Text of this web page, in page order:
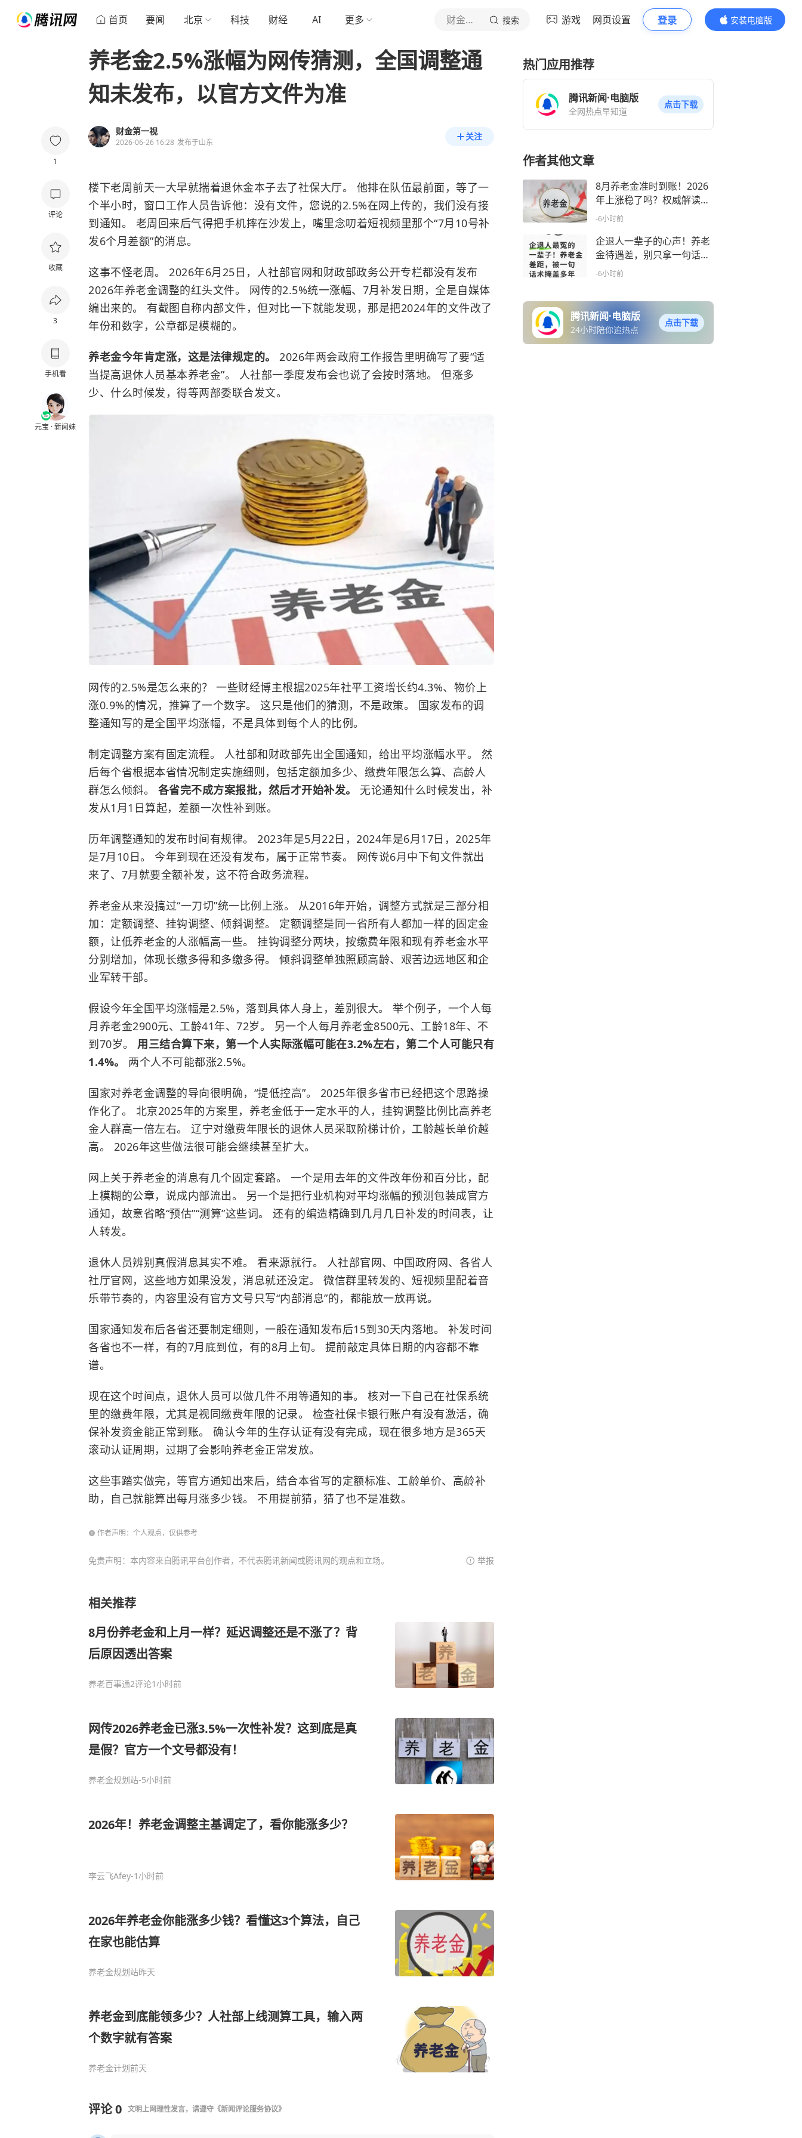
首页 要闻 北京 科技 财经 AI 更多 财金第一视 搜索 游戏 网页设置 登录
安装电脑版
内容更精彩
1
评论
收藏
3
手机看
元宝 · 新闻妹
养老金2.5%涨幅为网传猜测，全国调整通
知未发布，以官方文件为准
财金第一视
2026-06-26 16:28 发布于山东
关注
楼下老周前天一大早就揣着退休金本子去了社保大厅。 他排在队伍最前面，等了一
个半小时，窗口工作人员告诉他：没有文件，您说的2.5%在网上传的，我们没有接
到通知。 老周回来后气得把手机摔在沙发上，嘴里念叨着短视频里那个“7月10号补
发6个月差额”的消息。
这事不怪老周。 2026年6月25日，人社部官网和财政部政务公开专栏都没有发布
2026年养老金调整的红头文件。 网传的2.5%统一涨幅、7月补发日期，全是自媒体
编出来的。 有截图自称内部文件，但对比一下就能发现，那是把2024年的文件改了
年份和数字，公章都是模糊的。
养老金今年肯定涨，这是法律规定的。 2026年两会政府工作报告里明确写了要“适
当提高退休人员基本养老金”。 人社部一季度发布会也说了会按时落地。 但涨多
少、什么时候发，得等两部委联合发文。
网传的2.5%是怎么来的？ 一些财经博主根据2025年社平工资增长约4.3%、物价上
涨0.9%的情况，推算了一个数字。 这只是他们的猜测，不是政策。 国家发布的调
整通知写的是全国平均涨幅，不是具体到每个人的比例。
制定调整方案有固定流程。 人社部和财政部先出全国通知，给出平均涨幅水平。 然
后每个省根据本省情况制定实施细则，包括定额加多少、缴费年限怎么算、高龄人
群怎么倾斜。 各省完不成方案报批，然后才开始补发。 无论通知什么时候发出，补
发从1月1日算起，差额一次性补到账。
历年调整通知的发布时间有规律。 2023年是5月22日，2024年是6月17日，2025年
是7月10日。 今年到现在还没有发布，属于正常节奏。 网传说6月中下旬文件就出
来了、7月就要全额补发，这不符合政务流程。
养老金从来没搞过“一刀切”统一比例上涨。 从2016年开始，调整方式就是三部分相
加：定额调整、挂钩调整、倾斜调整。 定额调整是同一省所有人都加一样的固定金
额，让低养老金的人涨幅高一些。 挂钩调整分两块，按缴费年限和现有养老金水平
分别增加，体现长缴多得和多缴多得。 倾斜调整单独照顾高龄、艰苦边远地区和企
业军转干部。
假设今年全国平均涨幅是2.5%，落到具体人身上，差别很大。 举个例子，一个人每
月养老金2900元、工龄41年、72岁。 另一个人每月养老金8500元、工龄18年、不
到70岁。 用三结合算下来，第一个人实际涨幅可能在3.2%左右，第二个人可能只有
1.4%。 两个人不可能都涨2.5%。
国家对养老金调整的导向很明确，“提低控高”。 2025年很多省市已经把这个思路操
作化了。 北京2025年的方案里，养老金低于一定水平的人，挂钩调整比例比高养老
金人群高一倍左右。 辽宁对缴费年限长的退休人员采取阶梯计价，工龄越长单价越
高。 2026年这些做法很可能会继续甚至扩大。
网上关于养老金的消息有几个固定套路。 一个是用去年的文件改年份和百分比，配
上模糊的公章，说成内部流出。 另一个是把行业机构对平均涨幅的预测包装成官方
通知，故意省略“预估”“测算”这些词。 还有的编造精确到几月几日补发的时间表，让
人转发。
退休人员辨别真假消息其实不难。 看来源就行。 人社部官网、中国政府网、各省人
社厅官网，这些地方如果没发，消息就还没定。 微信群里转发的、短视频里配着音
乐带节奏的，内容里没有官方文号只写“内部消息”的，都能放一放再说。
国家通知发布后各省还要制定细则，一般在通知发布后15到30天内落地。 补发时间
各省也不一样，有的7月底到位，有的8月上旬。 提前敲定具体日期的内容都不靠
谱。
现在这个时间点，退休人员可以做几件不用等通知的事。 核对一下自己在社保系统
里的缴费年限，尤其是视同缴费年限的记录。 检查社保卡银行账户有没有激活，确
保补发资金能正常到账。 确认今年的生存认证有没有完成，现在很多地方是365天
滚动认证周期，过期了会影响养老金正常发放。
这些事踏实做完，等官方通知出来后，结合本省写的定额标准、工龄单价、高龄补
助，自己就能算出每月涨多少钱。 不用提前猜，猜了也不是准数。
作者声明：个人观点，仅供参考
免责声明：本内容来自腾讯平台创作者，不代表腾讯新闻或腾讯网的观点和立场。 举报
相关推荐
8月份养老金和上月一样？延迟调整还是不涨了？背
后原因透出答案
养老百事通2评论1小时前
网传2026养老金已涨3.5%一次性补发？这到底是真
是假？官方一个文号都没有！
养老金规划站-5小时前
2026年！养老金调整主基调定了，看你能涨多少？
李云飞Afey-1小时前
2026年养老金你能涨多少钱？看懂这3个算法，自己
在家也能估算
养老金规划站昨天
养老金到底能领多少？人社部上线测算工具，输入两
个数字就有答案
养老金计划前天
评论0 文明上网理性发言，请遵守 《新闻评论服务协议》
热门应用推荐
腾讯新闻·电脑版
全网热点早知道
点击下载
作者其他文章
8月养老金准时到账！2026
年上涨稳了吗？权威解读来
了
-6小时前
企退人一辈子的心声！养老
金待遇差，别只拿一句话概
括多年问题
-6小时前
腾讯新闻·电脑版
24小时陪你追热点
点击下载